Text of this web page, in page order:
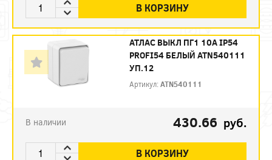
В КОРЗИНУ
АТЛАС ВЫКЛ ПГ1 10А IP54
PROFI54 БЕЛЫЙ ATN540111
УП.12
Артикул:ATN540111
В наличии 430.66 руб.
В КОРЗИНУ